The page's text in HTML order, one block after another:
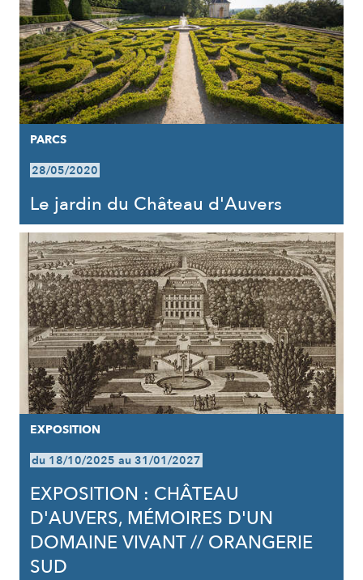
PARCS
28/05/2020
Le jardin du Château d'Auvers
EXPOSITION
du 18/10/2025 au 31/01/2027
EXPOSITION : CHÂTEAU
D'AUVERS, MÉMOIRES D'UN
DOMAINE VIVANT // ORANGERIE
SUD